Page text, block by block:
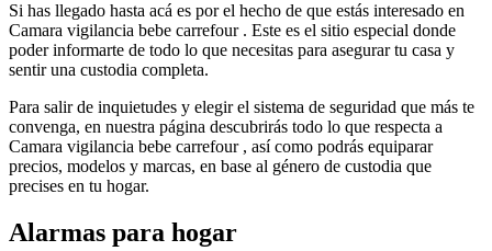
Si has llegado hasta acá es por el hecho de que estás interesado en
Camara vigilancia bebe carrefour . Este es el sitio especial donde
poder informarte de todo lo que necesitas para asegurar tu casa y
sentir una custodia completa.
Para salir de inquietudes y elegir el sistema de seguridad que más te
convenga, en nuestra página descubrirás todo lo que respecta a
Camara vigilancia bebe carrefour , así como podrás equiparar
precios, modelos y marcas, en base al género de custodia que
precises en tu hogar.
Alarmas para hogar